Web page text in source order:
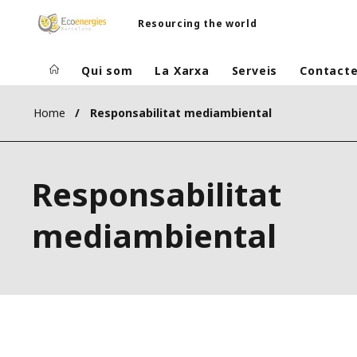
Resourcing the world
Qui som La Xarxa Serveis
Home ​Responsabilitat mediambiental
​Responsabilitat
mediambiental